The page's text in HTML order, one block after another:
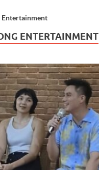
Entertainment
ENTERTAINMENT